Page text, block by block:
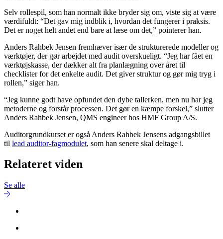
Selv rollespil, som han normalt ikke bryder sig om, viste sig at være
værdifuldt: “Det gav mig indblik i, hvordan det fungerer i praksis.
Det er noget helt andet end bare at læse om det,” pointerer han.
Anders Rahbek Jensen fremhæver især de strukturerede modeller og
værktøjer, der gør arbejdet med audit overskueligt. “Jeg har fået en
værktøjskasse, der dækker alt fra planlægning over året til
checklister for det enkelte audit. Det giver struktur og gør mig tryg i
rollen,” siger han.
“Jeg kunne godt have opfundet den dybe tallerken, men nu har jeg
metoderne og forstår processen. Det gør en kæmpe forskel,” slutter
Anders Rahbek Jensen, QMS engineer hos HMF Group A/S.
Auditorgrundkurset er også Anders Rahbek Jensens adgangsbillet
til lead auditor-fagmodulet, som han senere skal deltage i.
Relateret viden
Se alle